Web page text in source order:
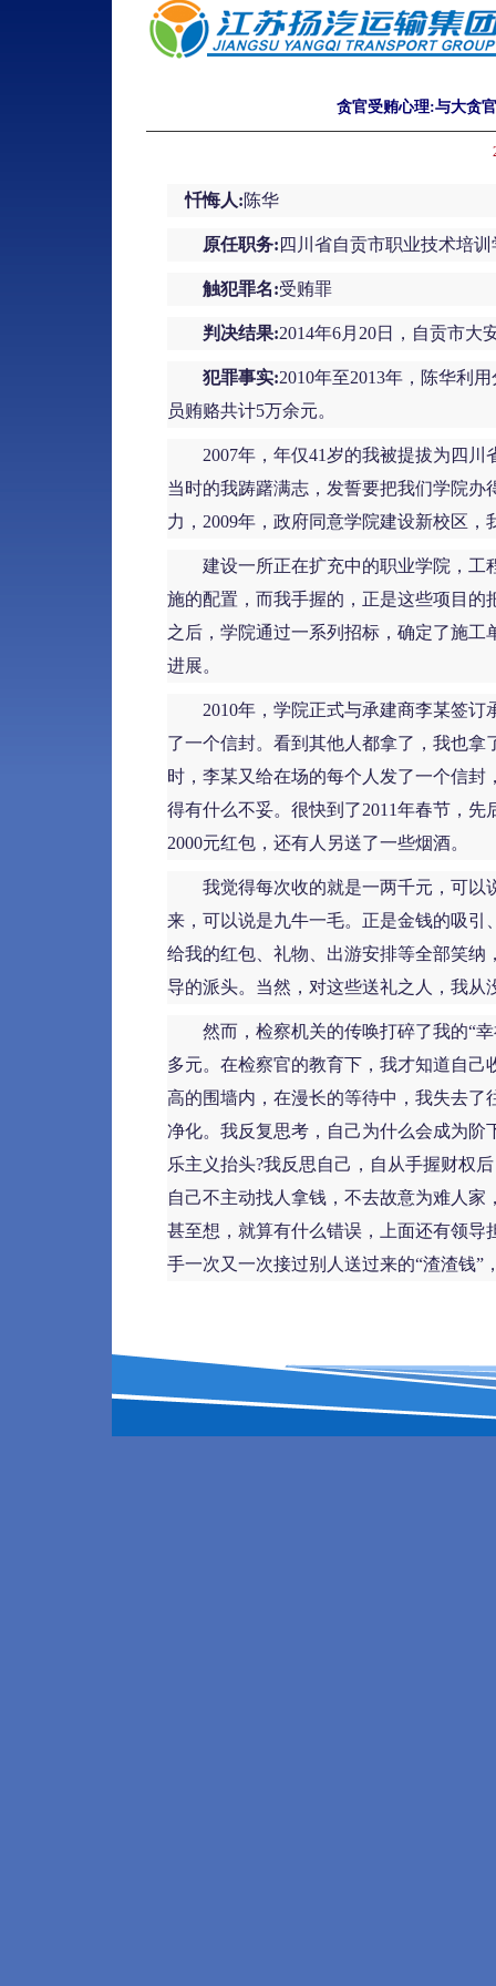
贪官受贿心理:与大贪
忏悔人:陈华
原任职务: 四川省自贡市职业技术培
触犯罪名:受贿罪
判决结果:2014年6月20日，自贡市大
犯罪事实:2010年至2013年，陈华利
员贿赂共计5万余元。
2007年，年仅41岁的我被提拔为四川
当时的我踌躇满志，发誓要把我们学院
力，2009年，政府同意学院建设新校区
建设一所正在扩充中的职业学院，工
施的配置，而我手握的，正是这些项目
之后，学院通过一系列招标，确定了施
进展。
2010年，学院正式与承建商李某签订
了一个信封。看到其他人都拿了，我也拿
时，李某又给在场的每个人发了一个信封
得有什么不妥。很快到了2011年春节，
2000元红包，还有人另送了一些烟酒。
我觉得每次收的就是一两千元，可以
来，可以说是九牛一毛。正是金钱的吸
给我的红包、礼物、出游安排等全部笑
导的派头。当然，对这些送礼之人，我从
然而，检察机关的传唤打碎了我的“幸
多元。在检察官的教育下，我才知道自己
高的围墙内，在漫长的等待中，我失去
净化。我反复思考，自己为什么会成为阶
乐主义抬头?我反思自己，自从手握财权
自己不主动找人拿钱，不去故意为难人
甚至想，就算有什么错误，上面还有领
手一次又一次接过别人送过来的“渣渣钱”